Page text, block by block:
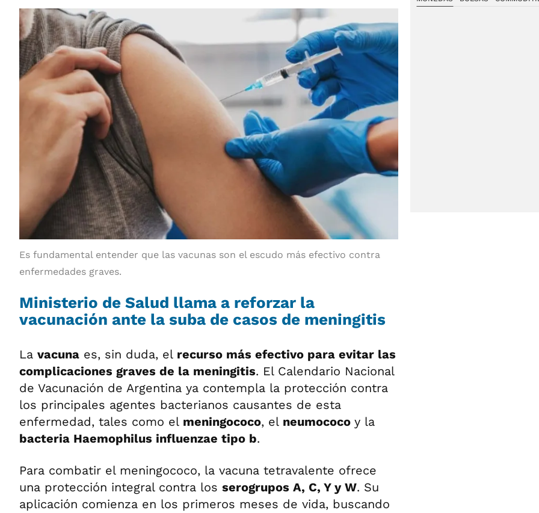
Es fundamental entender que las vacunas son el escudo más efectivo contra
enfermedades graves.
Ministerio de Salud llama a reforzar la
vacunación ante la suba de casos de meningitis
La vacuna es, sin duda, el recurso más efectivo para evitar las
complicaciones graves de la meningitis. El Calendario Nacional
de Vacunación de Argentina ya contempla la protección contra
los principales agentes bacterianos causantes de esta
enfermedad, tales como el meningococo, el neumococo y la
bacteria Haemophilus influenzae tipo b.
Para combatir el meningococo, la vacuna tetravalente ofrece
una protección integral contra los serogrupos A, C, Y y W. Su
aplicación comienza en los primeros meses de vida, buscando